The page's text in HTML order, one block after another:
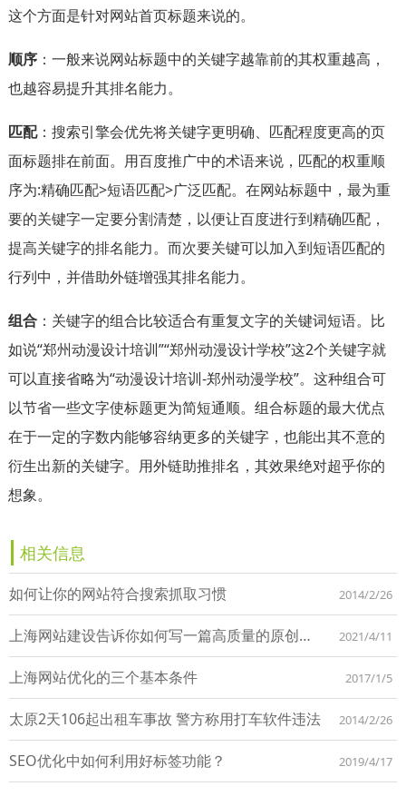
这个方面是针对网站首页标题来说的。
顺序：一般来说网站标题中的关键字越靠前的其权重越高，
也越容易提升其排名能力。
匹配：搜索引擎会优先将关键字更明确、匹配程度更高的页
面标题排在前面。用百度推广中的术语来说，匹配的权重顺
序为:精确匹配>短语匹配>广泛匹配。在网站标题中，最为重
要的关键字一定要分割清楚，以便让百度进行到精确匹配，
提高关键字的排名能力。而次要关键可以加入到短语匹配的
行列中，并借助外链增强其排名能力。
组合：关键字的组合比较适合有重复文字的关键词短语。比
如说“郑州动漫设计培训”“郑州动漫设计学校”这2个关键字就
可以直接省略为“动漫设计培训-郑州动漫学校”。这种组合可
以节省一些文字使标题更为简短通顺。组合标题的最大优点
在于一定的字数内能够容纳更多的关键字，也能出其不意的
衍生出新的关键字。用外链助推排名，其效果绝对超乎你的
想象。
相关信息
如何让你的网站符合搜索抓取习惯 2014/2/26
上海网站建设告诉你如何写一篇高质量的原创文章 2021/4/11
上海网站优化的三个基本条件 2017/1/5
太原2天106起出租车事故 警方称用打车软件违法 2014/2/26
SEO优化中如何利用好标签功能？ 2019/4/17